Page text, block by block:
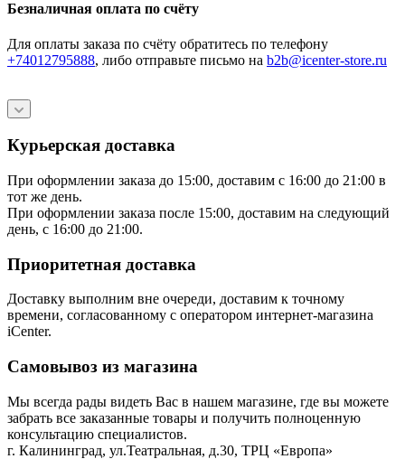
Безналичная оплата по счёту
Для оплаты заказа по счёту обратитесь по телефону
+74012795888, либо отправьте письмо на b2b@icenter-store.ru
Курьерская доставка
При оформлении заказа до 15:00, доставим с 16:00 до 21:00 в
тот же день.
При оформлении заказа после 15:00, доставим на следующий
день, с 16:00 до 21:00.
Приоритетная доставка
Доставку выполним вне очереди, доставим к точному
времени, согласованному с оператором интернет-магазина
iCenter.
Самовывоз из магазина
Мы всегда рады видеть Вас в нашем магазине, где вы можете
забрать все заказанные товары и получить полноценную
консультацию специалистов.
г. Калининград, ул.Театральная, д.30, ТРЦ «Европа»